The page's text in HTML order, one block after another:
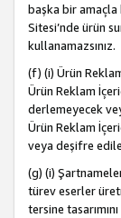
başka bir
Sitesi’nde ürün
kullanamazsınız.
(f) (i) Ürün
Ürün Reklam
derlemeyecek
Ürün Reklam
veya deşifre
(g) (i)
türev eserler
tersine